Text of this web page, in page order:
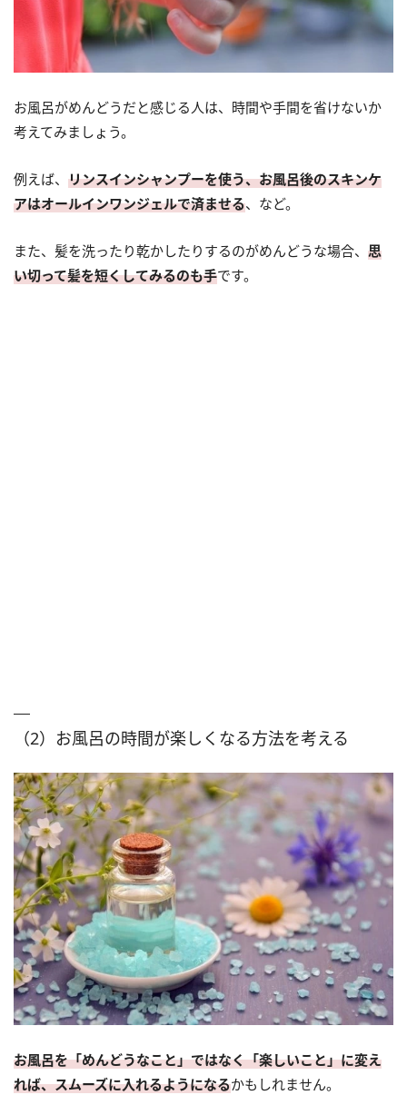
お風呂がめんどうだと感じる人は、時間や手間を省けないか
考えてみましょう。
例えば、 リンスインシャンプーを使う、お風呂後のスキンケ
アはオールインワンジェルで済ませる、など。
また、髪を洗ったり乾かしたりするのがめんどうな場合、 思
い切って髪を短くしてみるのも手です。
（2）お風呂の時間が楽しくなる方法を考える
お風呂を「めんどうなこと」ではなく「楽しいこと」に変え
れば、スムーズに入れるようになるかもしれません。